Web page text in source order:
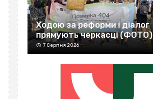
Ходою за реформи і діалог
прямують черкасці (ФОТО)
7 Серпня 2026